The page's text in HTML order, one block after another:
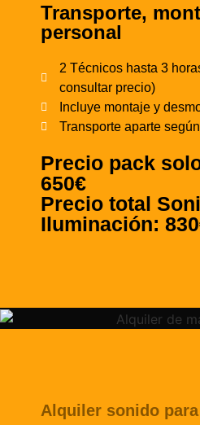
Transporte,
personal
2 Técnicos hasta 3
consultar precio)
Incluye montaje y
Transporte aparte
Precio pack
650€
Precio total
Iluminación:
Alquiler sonido